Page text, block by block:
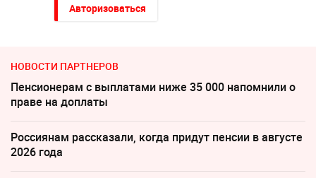
Авторизоваться
НОВОСТИ ПАРТНЕРОВ
Пенсионерам с выплатами ниже 35 000 напомнили о
праве на доплаты
Россиянам рассказали, когда придут пенсии в августе
2026 года